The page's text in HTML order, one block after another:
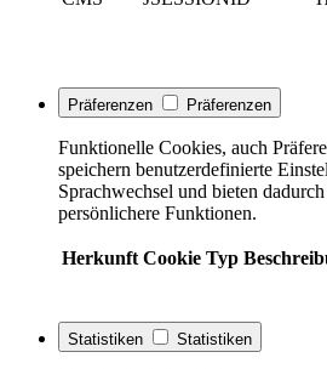
Präferenzen Präferenzen
Funktionelle Cookies, auch
speichern benutzerdefinierte
Sprachwechsel und bieten
persönlichere Funktionen.
Herkunft Cookie Typ
Statistiken Statistiken